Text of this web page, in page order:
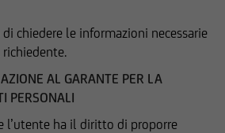
chiedere le informazioni necessarie
AL GARANTE PER LA
PERSONALI
l’utente ha il diritto di proporre
(BaFin), UniCredit Bank
vigilanza della Austrian Financial
(FMA) e UniCredit S.p.A. alla
per le Società e la Borsa
Bank GmbH - Succursale di
vigilato da Banca d'Italia,